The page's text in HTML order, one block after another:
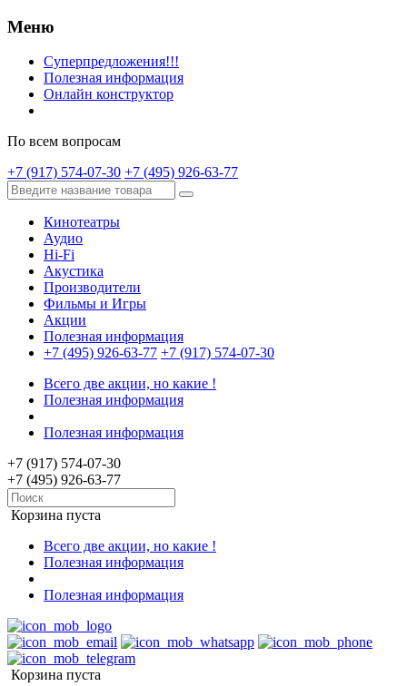
Меню
Суперпредложения!!!
Полезная информация
Онлайн конструктор
По всем вопросам
+7 (917) 574-07-30 +7 (495) 926-63-77
Кинотеатры
Аудио
Hi-Fi
Акустика
Производители
Фильмы и Игры
Акции
Полезная информация
+7 (495) 926-63-77 +7 (917) 574-07-30
Всего две акции, но какие !
Полезная информация
Полезная информация
+7 (917) 574-07-30
+7 (495) 926-63-77
Корзина пуста
Всего две акции, но какие !
Полезная информация
Полезная информация
Корзина пуста